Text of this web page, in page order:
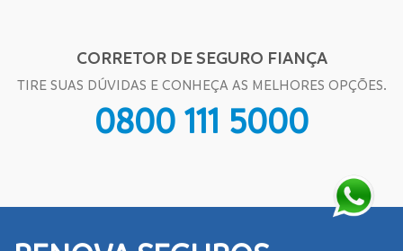
CORRETOR DE SEGURO FIANÇA
TIRE SUAS DÚVIDAS E CONHEÇA AS MELHORES OPÇÕES.
0800 111 5000